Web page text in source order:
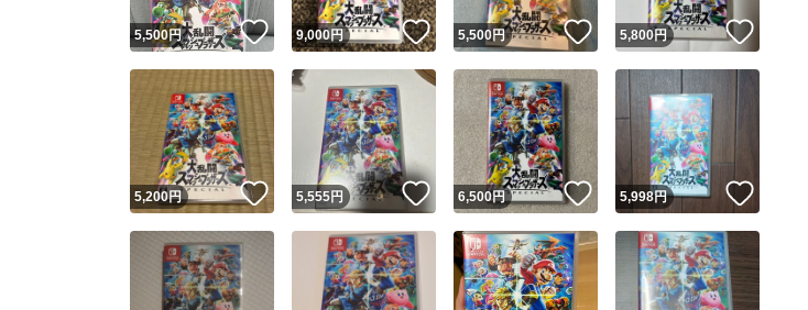
5,500円 いいね！
9,000円 いいね！
5,500円 いいね！
5,800円
5,200円 いいね！
5,555円 いいね！
6,500円 いいね！
5,998円